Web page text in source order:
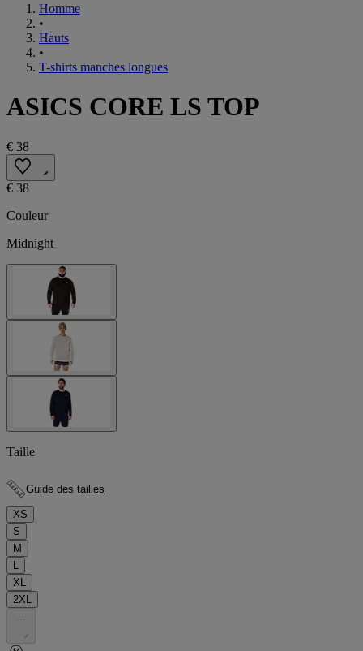
Homme
•
Hauts
•
T-shirts manches longues
ASICS CORE LS TOP
€ 38
€ 38
Couleur
Midnight
Taille
Guide des tailles
XS
S
M
L
XL
2XL
. . .